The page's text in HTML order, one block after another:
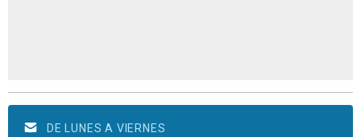
DE LUNES A VIERNES